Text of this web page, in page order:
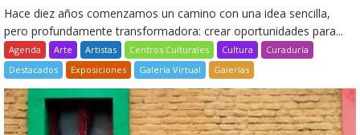
Hace diez años comenzamos un camino con una idea sencilla,
pero profundamente transformadora: crear oportunidades para...
Agenda Arte Artistas Centros Culturales Cultura
Curaduría
Destacados
Exposiciones Galería Virtual Galerías